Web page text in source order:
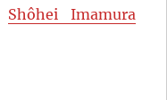
Shôhei Imamura